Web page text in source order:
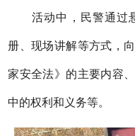
活动中，民警通过悬
册、现场讲解等方式，
家安全法》的主要内容
中的权利和义务等。